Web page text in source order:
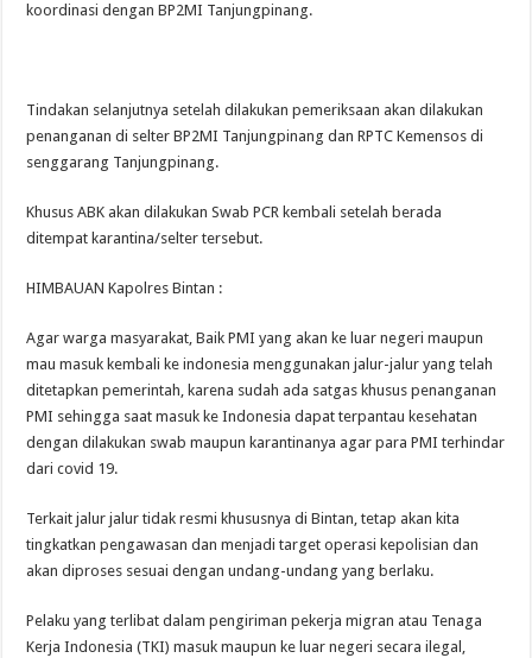
koordinasi dengan BP2MI Tanjungpinang.
Tindakan selanjutnya setelah dilakukan pemeriksaan akan dilakukan
penanganan di selter BP2MI Tanjungpinang dan RPTC Kemensos di
senggarang Tanjungpinang.
Khusus ABK akan dilakukan Swab PCR kembali setelah berada
ditempat karantina/selter tersebut.
HIMBAUAN Kapolres Bintan :
Agar warga masyarakat, Baik PMI yang akan ke luar negeri maupun
mau masuk kembali ke indonesia menggunakan jalur-jalur yang telah
ditetapkan pemerintah, karena sudah ada satgas khusus penanganan
PMI sehingga saat masuk ke Indonesia dapat terpantau kesehatan
dengan dilakukan swab maupun karantinanya agar para PMI terhindar
dari covid 19.
Terkait jalur jalur tidak resmi khususnya di Bintan, tetap akan kita
tingkatkan pengawasan dan menjadi target operasi kepolisian dan
akan diproses sesuai dengan undang-undang yang berlaku.
Pelaku yang terlibat dalam pengiriman pekerja migran atau Tenaga
Kerja Indonesia (TKI) masuk maupun ke luar negeri secara ilegal,